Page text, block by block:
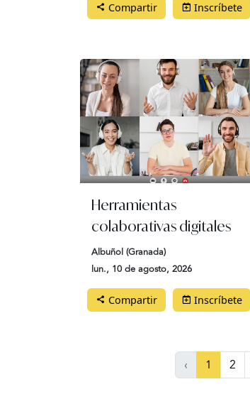
Compartir Inscríbete
Herramientas
colaborativas digitales
Albuñol (Granada)
lun., 10 de agosto, 2026
Compartir Inscríbete
‹ 1 2